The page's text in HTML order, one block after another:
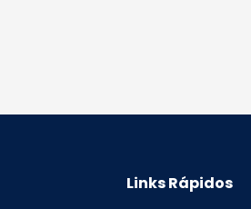
Links Rápidos